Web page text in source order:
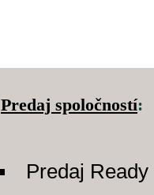
Predaj spoločností:
Predaj Ready